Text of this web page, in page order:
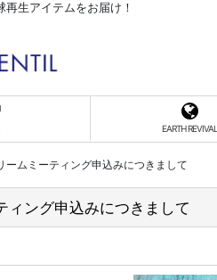
再生アイテムをお届け！
EARTH REVIVAL
ームミーティング申込みにつきまして
ィング申込みにつきまして